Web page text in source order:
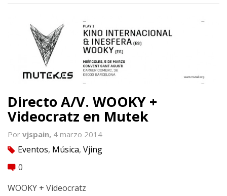
Directo A/V. WOOKY +
Videocratz en Mutek
Por vjspain, 4 marzo 2014
tag Eventos, Música, Vjing
comment 0
WOOKY + Videocratz